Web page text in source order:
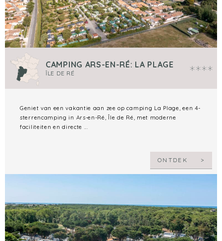
CAMPING ARS-EN-RÉ: LA PLAGE
ÎLE DE RÉ
Geniet van een vakantie aan zee op camping La Plage, een 4-
sterrencamping in Ars-en-Ré, Île de Ré, met moderne
faciliteiten en directe ...
ONTDEK